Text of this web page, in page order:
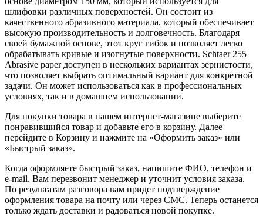
шлифовки различных поверхностей. Он состоит из
качественного абразивного материала, который обеспечивает
высокую производительность и долговечность. Благодаря
своей бумажной основе, этот круг гибок и позволяет легко
обрабатывать кривые и изогнутые поверхности. Schtaer 255
Abrasive paper доступен в нескольких вариантах зернистости,
что позволяет выбрать оптимальный вариант для конкретной
задачи. Он может использоваться как в профессиональных
условиях, так и в домашнем использовании.
Для покупки товара в нашем интернет-магазине выберите
понравившийся товар и добавьте его в корзину. Далее
перейдите в Корзину и нажмите на «Оформить заказ» или
«Быстрый заказ».
Когда оформляете быстрый заказ, напишите ФИО, телефон и
e-mail. Вам перезвонит менеджер и уточнит условия заказа.
По результатам разговора вам придет подтверждение
оформления товара на почту или через СМС. Теперь останется
только ждать доставки и радоваться новой покупке.